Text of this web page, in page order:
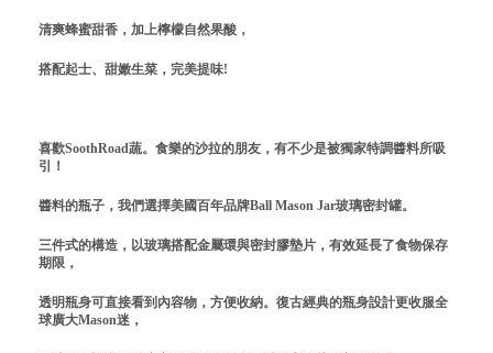
關於
關於愛飯團
聯絡我們
合作與廣告
清爽蜂蜜甜香，加上檸檬自然果酸，
搭配起士、 甜嫩生菜，完美提味!
喜歡SoothRoad蔬。食樂的沙拉的朋友，有不少是被獨家特調醬料所吸
引！
醬料的瓶子，我們選擇美國百年品牌Ball Mason Jar玻璃密封罐。
三件式的構造，以玻璃搭配金屬環與密封膠墊片，有效延長了食物保存
期限，
透明瓶身可直接看到內容物，方便收納。復古經典的瓶身設計更收服全
球廣大Mason迷，